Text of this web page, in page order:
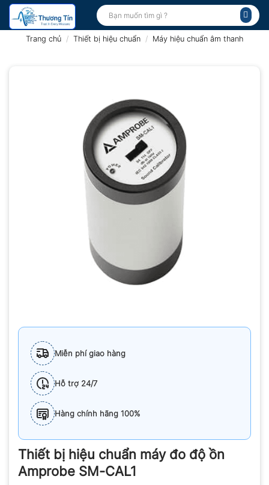
Bỏ
qua
Tìm
kiếm:
Trang chủ / Thiết bị hiệu chuẩn / Máy hiệu chuẩn âm thanh
Miễn phí giao hàng
Hỗ trợ 24/7
Hàng chính hãng 100%
Thiết bị hiệu chuẩn máy đo độ ồn
Amprobe SM-CAL1